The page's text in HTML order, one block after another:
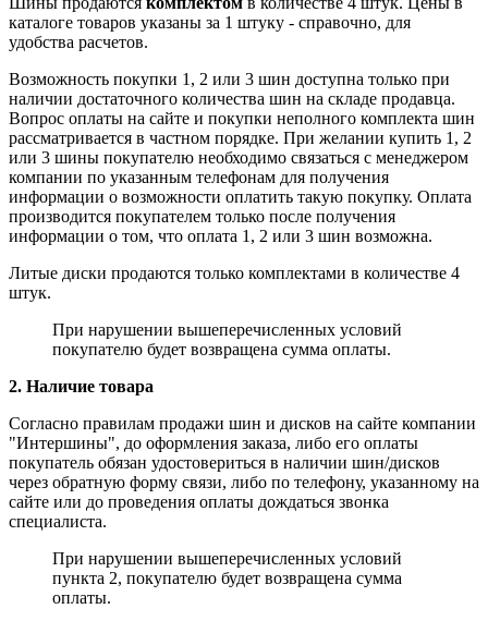
каталоге товаров указаны за 1 штуку - справочно, для
удобства расчетов.
Возможность покупки 1, 2 или 3 шин доступна только при
наличии достаточного количества шин на складе продавца.
Вопрос оплаты на сайте и покупки неполного комплекта шин
рассматривается в частном порядке. При желании купить 1, 2
или 3 шины покупателю необходимо связаться с менеджером
компании по указанным телефонам для получения
информации о возможности оплатить такую покупку. Оплата
производится покупателем только после получения
информации о том, что оплата 1, 2 или 3 шин возможна.
Литые диски продаются только комплектами в количестве 4
штук.
При нарушении вышеперечисленных условий
покупателю будет возвращена сумма оплаты.
2. Наличие товара
Согласно правилам продажи шин и дисков на сайте компании
"Интершины", до оформления заказа, либо его оплаты
покупатель обязан удостовериться в наличии шин/дисков
через обратную форму связи, либо по телефону, указанному на
сайте или до проведения оплаты дождаться звонка
специалиста.
При нарушении вышеперечисленных условий
пункта 2, покупателю будет возвращена сумма
оплаты.